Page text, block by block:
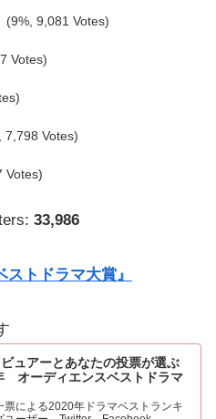
(9%, 9,081 Votes)
Votes)
7,798 Votes)
Votes)
33,986
トドラマ大賞』
ビュアーとあなたの投票が選ぶ
オーディエンスベストドラマ
票による2020年ドラマベストランキ